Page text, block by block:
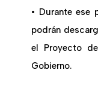
• Durante ese
podrán
el Proyecto
Gobierno.